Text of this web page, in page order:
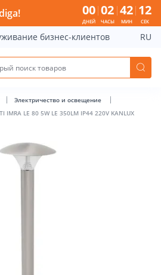
80 5W LE 350LM IP44 220V
00
ДНЕЙ
02
ЧАСЫ
42
МИН
11
СЕК
бизнес-клиентов RU
Электричество и освещение
IMRA LE 80 5W LE 350LM IP44 220V KANLUX